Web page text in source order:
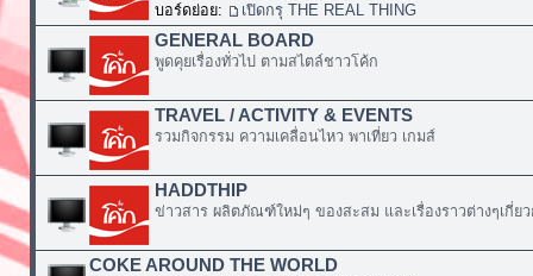
บอร์ดย่อย:
เปิดกรุ THE REAL THING
GENERAL BOARD
พูดคุยเรื่องทั่วไป ตามสไตล์ชาวโค้ก
TRAVEL / ACTIVITY & EVENTS
รวมกิจกรรม ความเคลื่อนไหว พาเที่ยว เกมส์
HADDTHIP
ข่าวสาร ผลิตภัณฑ์ใหม่ๆ ของสะสม และเรื่องราวต่างๆเกี่ย
COKE AROUND THE WORLD